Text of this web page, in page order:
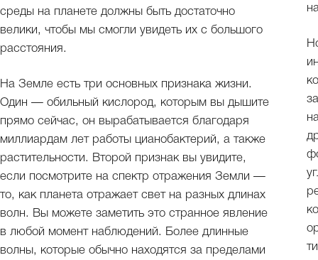
среды на планете должны быть достаточно
велики, чтобы мы смогли увидеть их с большого
расстояния.
На Земле есть три основных признака жизни.
Один — обильный кислород, которым вы дышите
прямо сейчас, он вырабатывается благодаря
миллиардам лет работы цианобактерий, а также
растительности. Второй признак вы увидите,
если посмотрите на спектр отражения Земли —
то, как планета отражает свет на разных длинах
волн. Вы можете заметить это странное явление
в любой момент наблюдений. Более длинные
волны, которые обычно находятся за пределами